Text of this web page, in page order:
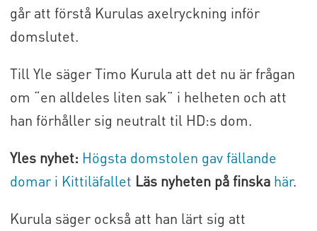
går att förstå Kurulas axelryckning inför
domslutet.
Till Yle säger Timo Kurula att det nu är frågan
om “en alldeles liten sak” i helheten och att
han förhåller sig neutralt til HD:s dom.
Yles nyhet: Högsta domstolen gav fällande
domar i Kittiläfallet Läs nyheten på finska här.
Kurula säger också att han lärt sig att